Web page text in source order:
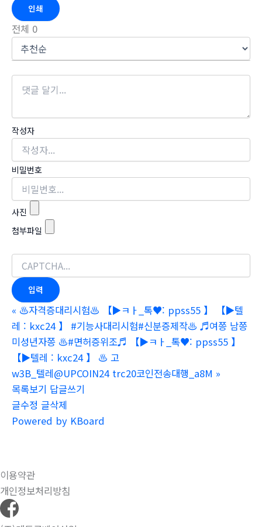
인쇄
전체 0
작성자
비밀번호
사진
첨부파일
« ♨️자격증대리시험♨️ 【▶ㅋㅏ_톡♥: ppss55 】 【▶텔
레 : kxc24 】 #기능사대리시험#신분증제작♨️ ♬여쯩 남쯩
미성년자쯩 ♨️#면허증위조♬ 【▶ㅋㅏ_톡♥: ppss55 】
【▶텔레 : kxc24 】 ♨️ 고
w3B_텔레@UPCOIN24 trc20코인전송대행_a8M »
목록보기 답글쓰기
글수정 글삭제
Powered by KBoard
이용약관
개인정보처리방침